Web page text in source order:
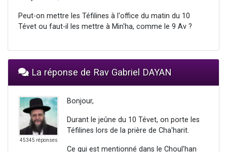
Peut-on mettre les Téfilines à l'office du matin du 10
Tévet ou faut-il les mettre à Min'ha, comme le 9 Av ?
La réponse de Rav Gabriel DAYAN
45345 réponses
Bonjour,
Durant le jeûne du 10 Tévet, on porte les
Téfilines lors de la prière de Cha'harit.
Ce qui est mentionné dans le Choul'han